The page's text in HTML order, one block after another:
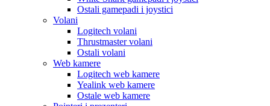
Ostali gamepadi i joystici
Volani
Logitech volani
Thrustmaster volani
Ostali volani
Web kamere
Logitech web kamere
Yealink web kamere
Ostale web kamere